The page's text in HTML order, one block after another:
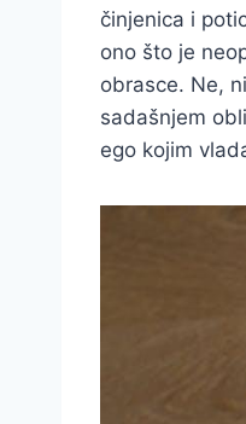
činjenica i
ono što je
obrasce. Ne,
sadašnjem
ego kojim